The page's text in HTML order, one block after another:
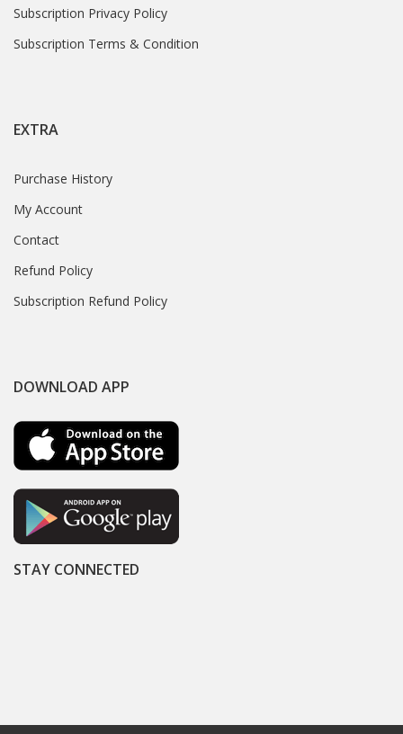
Subscription Privacy Policy
Subscription Terms & Condition
EXTRA
Purchase History
My Account
Contact
Refund Policy
Subscription Refund Policy
DOWNLOAD APP
STAY CONNECTED